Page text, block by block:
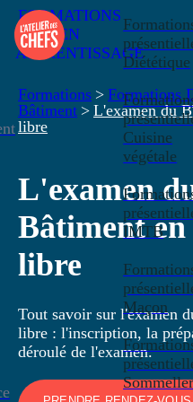
FORMATIONS
EN
APPRENTISSAGE
Diététique
Cuisine
végétale
IMTB
Maçon
Formations > Formations
Bâtiment > L'examen du
libre
L'examen
Bâtiment
libre
Tout savoir sur l'examen
libre : l'inscription, la
déroulé de l'examen.